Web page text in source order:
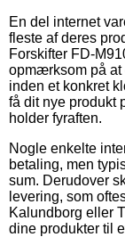
En del internet
fleste af deres
Forskifter FD-
opmærksom på
inden et konkret
få dit nye produkt
holder fyraften.
Nogle enkelte
betaling, men
sum. Derudover
levering, som
Kalundborg eller
dine produkter til